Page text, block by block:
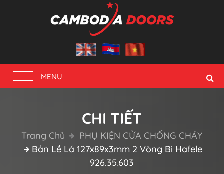
Toggle
navigation
MENU
CHI TIẾT
Trang Chủ
PHỤ KIỆN CỬA CHỐNG CHÁY
Bản Lề Lá 127x89x3mm 2 Vòng Bi Hafele
926.35.603